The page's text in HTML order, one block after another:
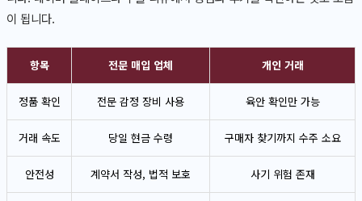
이 됩니다.
항목 전문 매입 업체 개인 거래
정품 확인 전문 감정 장비 사용 육안 확인만 가능
거래 속도 당일 현금 수령 구매자 찾기까지 수주 소요
안전성 계약서 작성, 법적 보호 사기 위험 존재